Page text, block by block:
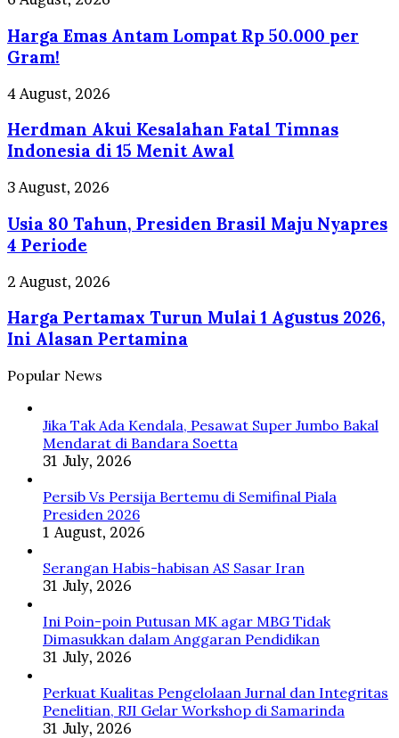
Presentasi
di
Depan
Prabowo
Antam
Lompat
Rp
50.000
Gram!
Harga Emas Antam Lompat Rp 50.000 per
Gram!
Herdman
Kesalahan
Fatal
Timnas
Indonesia
15
Menit
Awal
4 August, 2026
Herdman Akui Kesalahan Fatal Timnas
Indonesia di 15 Menit Awal
Usia
Tahun,
Presiden
Brasil
Maju
Nyapres
4
Periode
3 August, 2026
Usia 80 Tahun, Presiden Brasil Maju Nyapres
4 Periode
Harga
Turun
Mulai
1
Agustus
2026,
Alasan
Pertamina
2 August, 2026
Harga Pertamax Turun Mulai 1 Agustus 2026,
Ini Alasan Pertamina
Popular News
Jika Tak Ada Kendala, Pesawat Super Jumbo Bakal
Mendarat di Bandara Soetta
31 July, 2026
Persib Vs Persija Bertemu di Semifinal Piala
Presiden 2026
1 August, 2026
Serangan Habis-habisan AS Sasar Iran
31 July, 2026
Ini Poin-poin Putusan MK agar MBG Tidak
Dimasukkan dalam Anggaran Pendidikan
31 July, 2026
Perkuat Kualitas Pengelolaan Jurnal dan Integritas
Penelitian, RJI Gelar Workshop di Samarinda
31 July, 2026